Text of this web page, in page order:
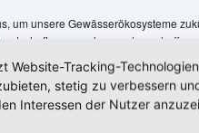
um unsere Gewässerökosysteme
aussehen und geschaffen
und Klimaschutz aus?
Fachkräftemangel?
genug Zeit bei Getränken
Austausch.
Website-Tracking-
stetig zu verbessern
Interessen der Nutzer